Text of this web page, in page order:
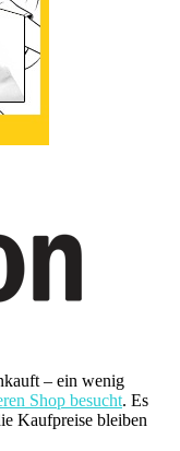
– ein wenig
Shop besucht. Es
Kaufpreise bleiben